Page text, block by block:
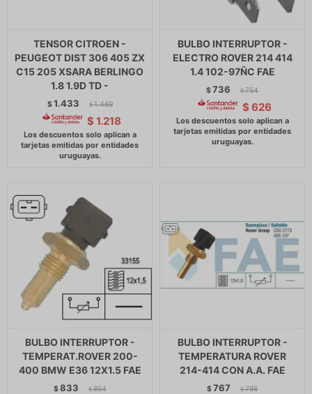
TENSOR CITROEN -
PEUGEOT DIST 306 405 ZX
C15 205 XSARA BERLINGO
1.8 1.9D TD -
$1.433 $ 1.469
$ 1.218
BULBO INTERRUPTOR -
ELECTRO ROVER 214 414
1.4 102-97ÑC FAE
$736 $ 754
$ 626
BULBO INTERRUPTOR -
TEMPERAT.ROVER 200-
400 BMW E36 12X1.5 FAE
$833 $ 854
BULBO INTERRUPTOR -
TEMPERATURA ROVER
214-414 CON A.A. FAE
$767 $ 786